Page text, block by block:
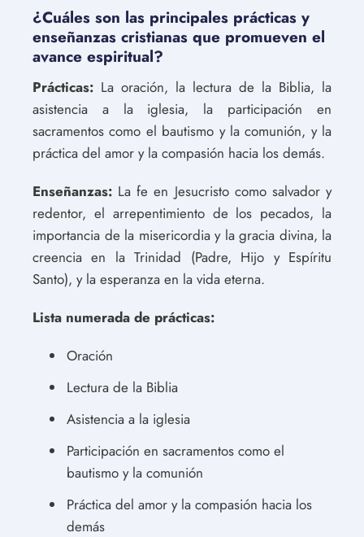
¿Cuáles son las principales prácticas y
enseñanzas cristianas que promueven el
avance espiritual?
Prácticas: La oración, la lectura de la Biblia, la
asistencia a la iglesia, la participación en
sacramentos como el bautismo y la comunión, y la
práctica del amor y la compasión hacia los demás.
Enseñanzas: La fe en Jesucristo como salvador y
redentor, el arrepentimiento de los pecados, la
importancia de la misericordia y la gracia divina, la
creencia en la Trinidad (Padre, Hijo y Espíritu
Santo), y la esperanza en la vida eterna.
Lista numerada de prácticas:
Oración
Lectura de la Biblia
Asistencia a la iglesia
Participación en sacramentos como el
bautismo y la comunión
Práctica del amor y la compasión hacia los
demás